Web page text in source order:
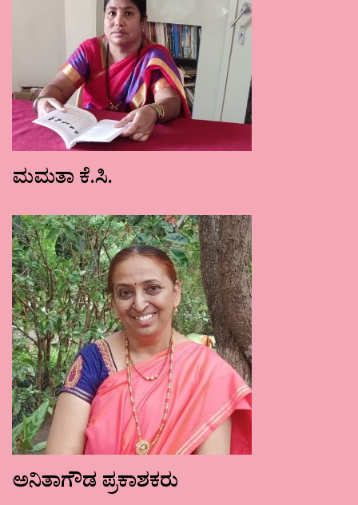
ಮಮತಾ ಕೆ.ಸಿ.
ಅನಿತಾಗೌಡ ಪ್ರಕಾಶಕರು